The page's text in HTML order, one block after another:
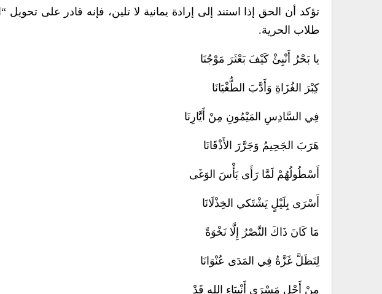
تؤكد أن الحق إذا استند إلى إرادة يمانية لا تلين، فإنه قادر على
طلاب الحرية.
يا بَحْرُ أَنْبِئْ كَيْفَ بَعْثَرَ مَوْجُنَا
كِبْرَ الغُزَاةِ وَأَدَّبَ الطُّغْيَانَا
فِي السَّادِسِ المَيْمُونِ مِنْ أَيَّارِنَا
هَرَبَ الجَحِيمُ وَجَرَّرَ الأَذْقَانَا
أَسْطُولُهُمْ لَمَّا رَأَى بَأْسَ الوَغَى
أَسْرَى بِلَيْلٍ يَشْتَكي الخِذْلَانَا
مَا كَانَ ذَاكَ النَّصْرُ إِلَّا نَخْوَةً
لِتَظَلَّ غَزَّةُ فِي المَدَى عُنْوَانَا
مِنْ أَجْلِ مَسْرَى أَنْبِيَاءِ اللهِ قَدْ